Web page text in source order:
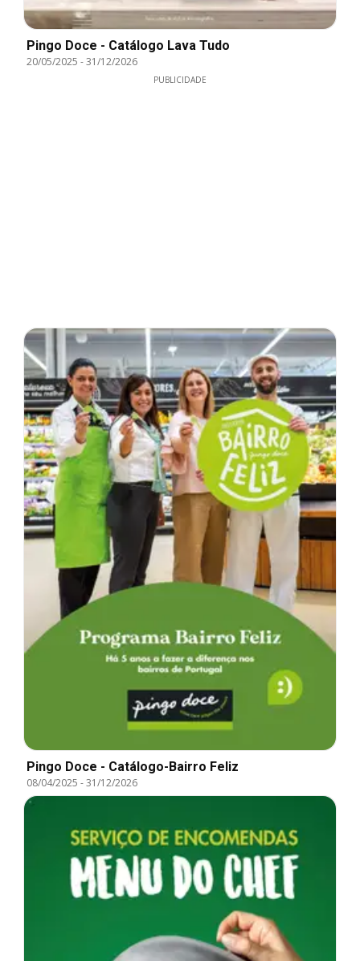
Pingo Doce - Catálogo Lava Tudo
20/05/2025 -31/12/2026
PUBLICIDADE
Pingo Doce - Catálogo-Bairro Feliz
08/04/2025 -31/12/2026